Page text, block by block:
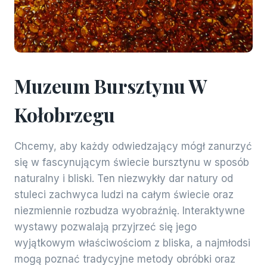
Muzeum Bursztynu W
Kołobrzegu
Chcemy, aby każdy odwiedzający mógł zanurzyć
się w fascynującym świecie bursztynu w sposób
naturalny i bliski. Ten niezwykły dar natury od
stuleci zachwyca ludzi na całym świecie oraz
niezmiennie rozbudza wyobraźnię. Interaktywne
wystawy pozwalają przyjrzeć się jego
wyjątkowym właściwościom z bliska, a najmłodsi
mogą poznać tradycyjne metody obróbki oraz